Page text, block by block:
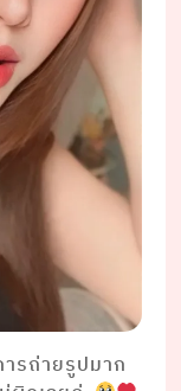
รถ่ายรูปมาก